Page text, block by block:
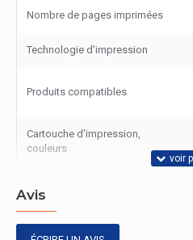
Nombre de pages imprimées
Technologie d'impression
Produits compatibles
Cartouche d'impression,
couleurs
Avis